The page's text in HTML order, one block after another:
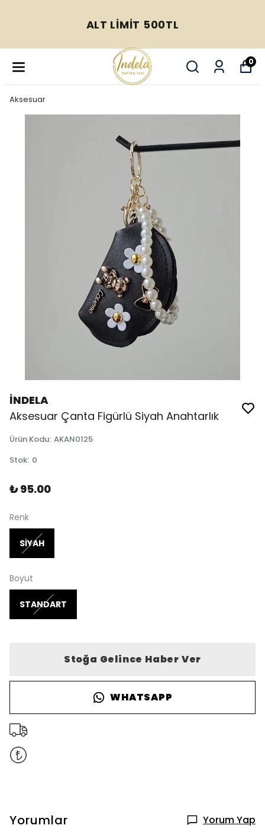
ALT LİMİT 500TL
0
Aksesuar
İNDELA
Aksesuar Çanta Figürlü Siyah Anahtarlık
Ürün Kodu: AKAN0125
Stok: 0
₺ 95.00
Renk
SİYAH
Boyut
STANDART
Stoğa Gelince Haber Ver
WHATSAPP
Yorumlar Yorum Yap